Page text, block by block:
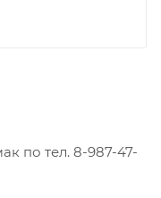
по тел. 8-987-47-